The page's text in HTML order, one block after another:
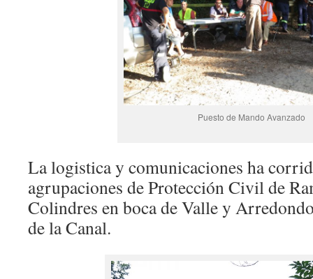
Puesto de Mando Avanzado
La logistica y comunicaciones ha
agrupaciones de Protección Civil de
Colindres en boca de Valle y
de la Canal.